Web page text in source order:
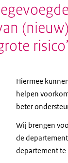
Hiermee
helpen
beter
Wij brengen
de
departement te